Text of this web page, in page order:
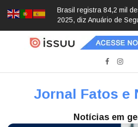
Brasil registra 84,2 mil
2025, diz Anuário de
Jornal Fatos e
Notícias em